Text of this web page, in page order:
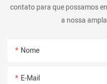
contato para que possamos
a nossa
Nome
E-Mail